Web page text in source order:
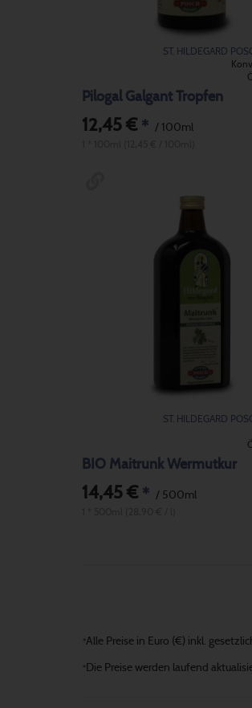
ST. HILDEGARD
Pilogal Galgant Tropfen
12,45 € * / 100ml
ST. HILDEGARD
BIO Maitrunk Wermutkur
14,45 € * / 500ml
*Alle Preise in Euro (€) inkl.
* Die Preise werden laufend